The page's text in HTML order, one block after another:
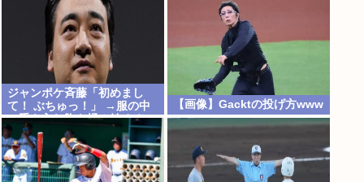
ジャンポケ斉藤「初めまし
て！ ぶちゅっ！」 →服の中
に手を入れ胸を揉み始める。
これ異常者だろ(´・ω・`)
【画像】Gacktの投げ方www